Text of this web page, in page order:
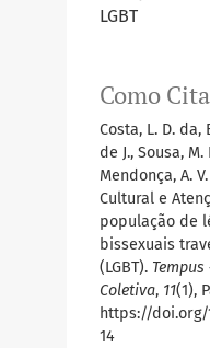
LGBT
Como
Costa, L. D. da,
de J., Sousa,
Mendonça, A.
Cultural e
população de
bissexuais
(LGBT). Tempus
Coletiva, 11(1),
https://doi.org/
14